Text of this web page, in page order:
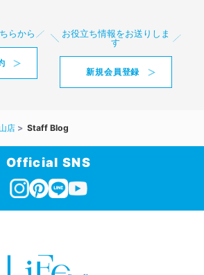
らから
お役立ち情報をお送りしま
す
新規会員登録
店 Staff Blog
Official SNS